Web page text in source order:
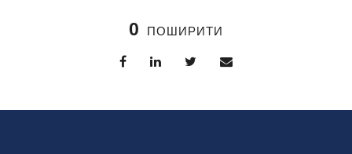
0 ПОШИРИТИ